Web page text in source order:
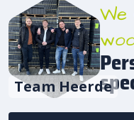
Team Heerde
We